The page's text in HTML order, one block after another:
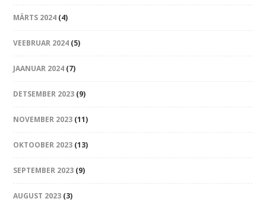
MÄRTS 2024 (4)
VEEBRUAR 2024 (5)
JAANUAR 2024 (7)
DETSEMBER 2023 (9)
NOVEMBER 2023 (11)
OKTOOBER 2023 (13)
SEPTEMBER 2023 (9)
AUGUST 2023 (3)